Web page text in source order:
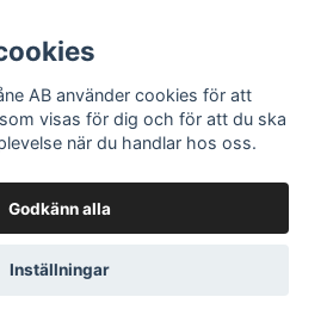
AB använder cookies för att
visas för dig och för att du ska
när du handlar hos oss.
Godkänn alla
Inställningar